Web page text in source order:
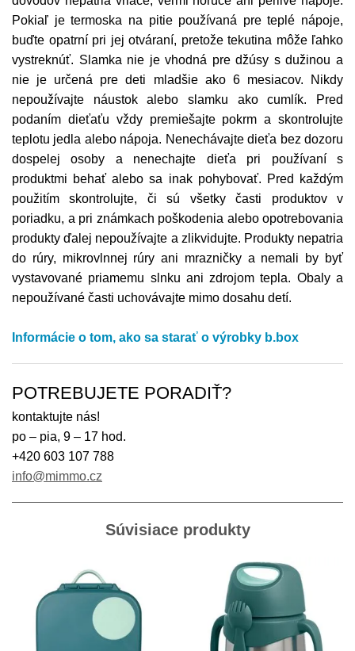
Pokiaľ je termoska na pitie používaná pre teplé nápoje,
buďte opatrní pri jej otváraní, pretože tekutina môže ľahko
vystreknúť. Slamka nie je vhodná pre džúsy s dužinou a
nie je určená pre deti mladšie ako 6 mesiacov. Nikdy
nepoužívajte náustok alebo slamku ako cumlík. Pred
podaním dieťaťu vždy premiešajte pokrm a skontrolujte
teplotu jedla alebo nápoja. Nenechávajte dieťa bez dozoru
dospelej osoby a nenechajte dieťa pri používaní s
produktmi behať alebo sa inak pohybovať. Pred každým
použitím skontrolujte, či sú všetky časti produktov v
poriadku, a pri známkach poškodenia alebo opotrebovania
produkty ďalej nepoužívajte a zlikvidujte. Produkty nepatria
do rúry, mikrovlnnej rúry ani mrazničky a nemali by byť
vystavované priamemu slnku ani zdrojom tepla. Obaly a
nepoužívané časti uchovávajte mimo dosahu detí.
Informácie o tom, ako sa starať o výrobky b.box
POTREBUJETE PORADIŤ?
kontaktujte nás!
po – pia, 9 – 17 hod.
+420 603 107 788
info@mimmo.cz
Súvisiace produkty